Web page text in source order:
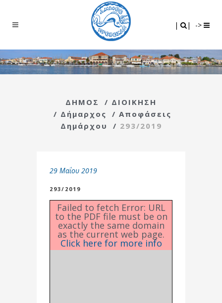
| | ->
ΔΗΜΟΣ / ΔΙΟΙΚΗΣΗ
/ Δήμαρχος / Αποφάσεις
Δημάρχου
/ 293/2019
29 Μαΐου 2019
293/2019
Failed to fetch Error: URL
to the PDF file must be on
exactly the same domain
as the current web page.
Click here for more info